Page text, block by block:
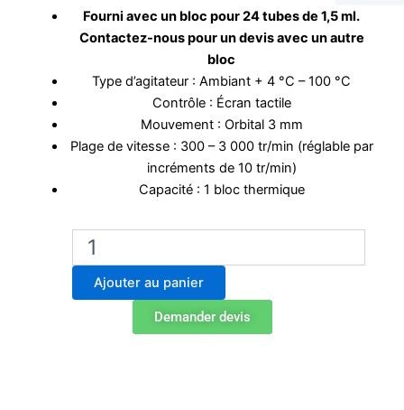
Fourni avec un bloc pour 24 tubes de 1,5 ml.
Contactez-nous pour un devis avec un autre
bloc
Type d’agitateur : Ambiant + 4 °C – 100 °C
Contrôle : Écran tactile
Mouvement : Orbital 3 mm
Plage de vitesse : 300 – 3 000 tr/min (réglable par
incréments de 10 tr/min)
Capacité : 1 bloc thermique
quantité
Agitateur
thermique
Ajouter au panier
Demander devis